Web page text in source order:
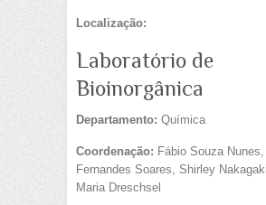
Localização:
Laboratório de
Bioinorgânica
Departamento: Química
Coordenação: Fábio Souza
Fernandes Soares, Shirley
Maria Dreschsel